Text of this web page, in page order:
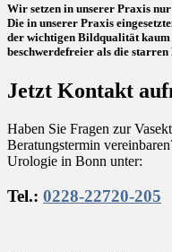
Wir setzen in unserer Praxis
Die in unserer Praxis
der wichtigen Bildqualität kaum
beschwerdefreier als die starren
Jetzt Kontakt
Haben Sie Fragen zur
Beratungstermin
Urologie in Bonn unter:
Tel.: 0228-22720-205